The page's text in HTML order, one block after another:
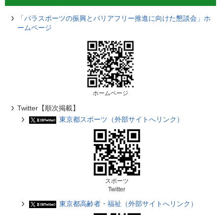
「パラスポーツの振興とバリアフリー推進に向けた懇談会」ホ
ームページ
ホームページ
Twitter【順次掲載】
東京都スポーツ（外部サイトへリンク）
スポーツ
Twitter
東京都高齢者・福祉（外部サイトへリンク）